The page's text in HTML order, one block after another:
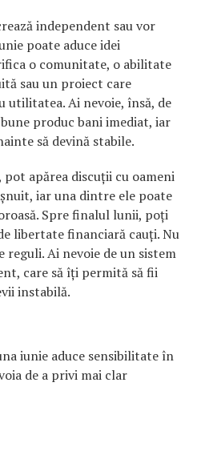
independent sau vor
poate aduce idei
o comunitate, o abilitate
sau un proiect care
utilitatea. Ai nevoie, însă, de
produc bani imediat, iar
să devină stabile.
apărea discuții cu oameni
iar una dintre ele poate
Spre finalul lunii, poți
libertate financiară cauți. Nu
reguli. Ai nevoie de un sistem
care să îți permită să fii
instabilă.
iunie aduce sensibilitate în
de a privi mai clar